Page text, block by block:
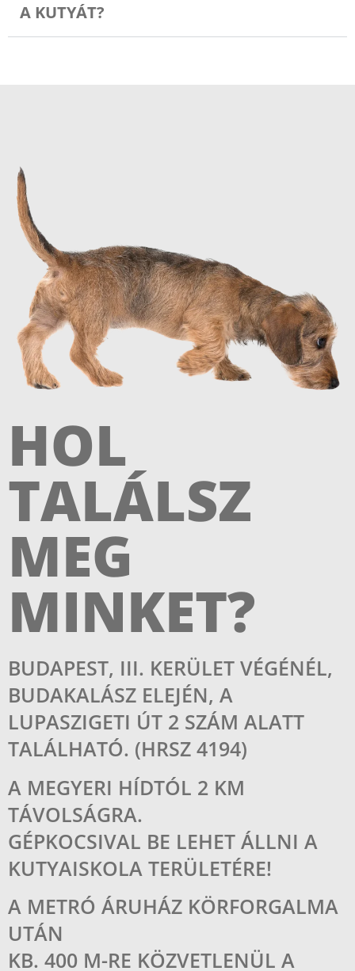
A KUTYÁT?
HOL
TALÁLSZ
MEG
MINKET?
BUDAPEST, III. KERÜLET VÉGÉNÉL,
BUDAKALÁSZ ELEJÉN, A
LUPASZIGETI ÚT 2 SZÁM ALATT
TALÁLHATÓ. (HRSZ 4194)
A MEGYERI HÍDTÓL 2 KM
TÁVOLSÁGRA.
GÉPKOCSIVAL BE LEHET ÁLLNI A
KUTYAISKOLA TERÜLETÉRE!
A METRÓ ÁRUHÁZ KÖRFORGALMA
UTÁN
KB. 400 M-RE KÖZVETLENÜL A